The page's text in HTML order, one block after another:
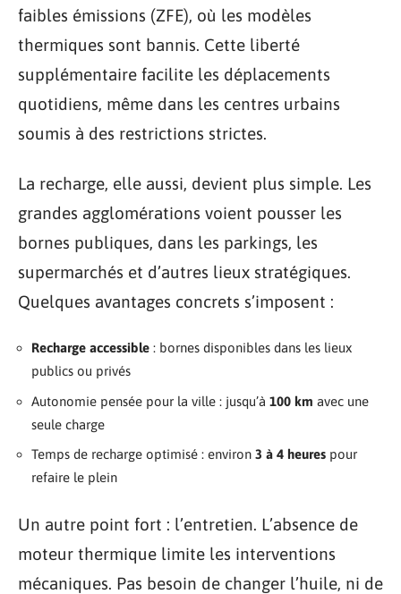
faibles émissions (ZFE), où les modèles
thermiques sont bannis. Cette liberté
supplémentaire facilite les déplacements
quotidiens, même dans les centres urbains
soumis à des restrictions strictes.
La recharge, elle aussi, devient plus simple. Les
grandes agglomérations voient pousser les
bornes publiques, dans les parkings, les
supermarchés et d’autres lieux stratégiques.
Quelques avantages concrets s’imposent :
Recharge accessible : bornes disponibles dans les lieux
publics ou privés
Autonomie pensée pour la ville : jusqu’à 100 km avec une
seule charge
Temps de recharge optimisé : environ 3 à 4 heures pour
refaire le plein
Un autre point fort : l’entretien. L’absence de
moteur thermique limite les interventions
mécaniques. Pas besoin de changer l’huile, ni de